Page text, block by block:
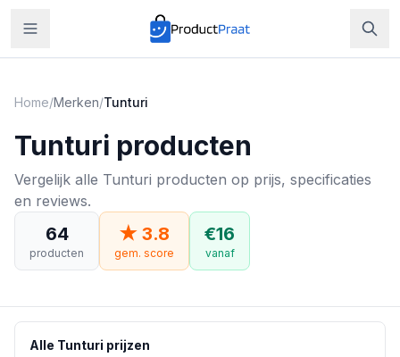
Home/Merken/Tunturi
Tunturi producten
Vergelijk alle Tunturi producten op prijs, specificaties
en reviews.
64
producten
★ 3.8
gem. score
€16
vanaf
Alle Tunturi prijzen